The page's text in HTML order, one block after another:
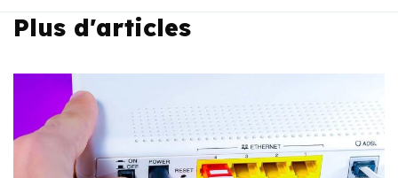
Plus d'articles